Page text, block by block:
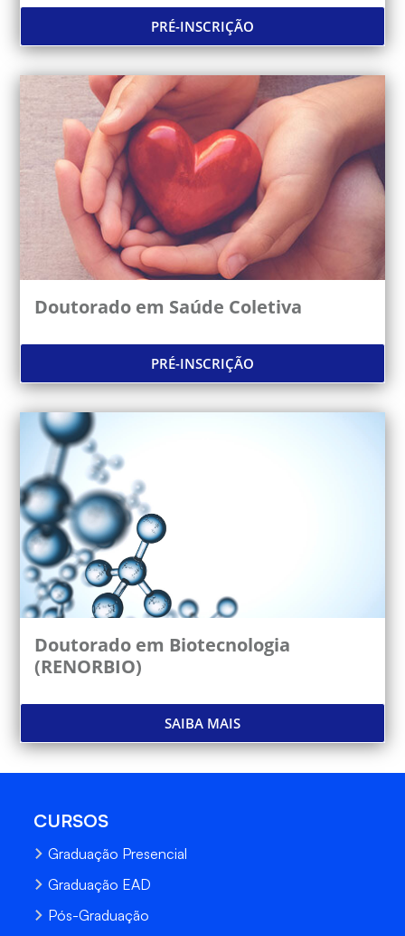
PRÉ-INSCRIÇÃO
Doutorado em Saúde Coletiva
PRÉ-INSCRIÇÃO
Doutorado em Biotecnologia
(RENORBIO)
SAIBA MAIS
CURSOS
Graduação Presencial
Graduação EAD
Pós-Graduação